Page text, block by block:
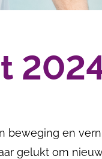
beweging en
gelukt om